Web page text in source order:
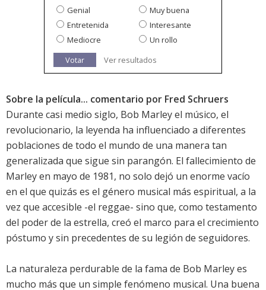
Genial
Muy buena
Entretenida
Interesante
Mediocre
Un rollo
Votar
Ver resultados
Sobre la película... comentario por Fred Schruers
Durante casi medio siglo, Bob Marley el músico, el
revolucionario, la leyenda ha influenciado a diferentes
poblaciones de todo el mundo de una manera tan
generalizada que sigue sin parangón. El fallecimiento de
Marley en mayo de 1981, no solo dejó un enorme vacío
en el que quizás es el género musical más espiritual, a la
vez que accesible -el reggae- sino que, como testamento
del poder de la estrella, creó el marco para el crecimiento
póstumo y sin precedentes de su legión de seguidores.
La naturaleza perdurable de la fama de Bob Marley es
mucho más que un simple fenómeno musical. Una buena